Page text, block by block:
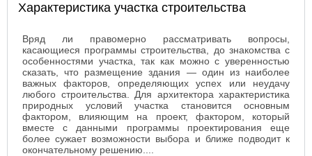
Характеристика участка строительства
Вряд ли правомерно рассматривать вопросы,
касающиеся программы строительства, до знакомства с
особенностями участка, так как можно с уверенностью
сказать, что размещение здания — один из наиболее
важных факторов, определяющих успех или неудачу
любого строительства. Для архитектора характеристика
природных условий участка становится основным
фактором, влияющим на проект, фактором, который
вместе с данными программы проектирования еще
более сужает возможности выбора и ближе подводит к
окончательному решению....